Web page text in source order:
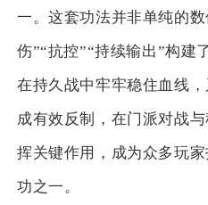
一。这套功法并非单纯的
伤”“抗控”“持续输出”构建
在持久战中牢牢稳住血线
成有效反制，在门派对战
挥关键作用，成为众多玩
功之一。